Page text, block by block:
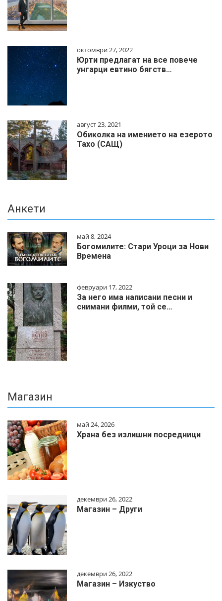
октомври 27, 2022
Юрти предлагат на все повече
унгарци евтино бягств…
август 23, 2021
Обиколка на имението на езерото
Тахо (САЩ)
Анкети
май 8, 2024
Богомилите: Стари Уроци за Нови
Времена
февруари 17, 2022
За него има написани песни и
снимани филми, той се…
Магазин
май 24, 2026
Храна без излишни посредници
декември 26, 2022
Магазин – Други
декември 26, 2022
Магазин – Изкуство